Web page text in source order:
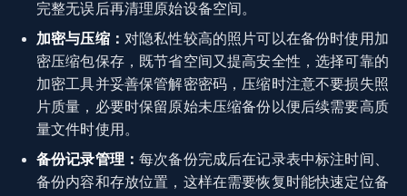
完整无误后再清理原始设备空间。
加密与压缩： 对隐私性较高的照片可以在备份时使用加
密压缩包保存，既节省空间又提高安全性，选择可靠的
加密工具并妥善保管解密密码，压缩时注意不要损失照
片质量，必要时保留原始未压缩备份以便后续需要高质
量文件时使用。
备份记录管理：每次备份完成后在记录表中标注时间、
备份内容和存放位置，这样在需要恢复时能快速定位备